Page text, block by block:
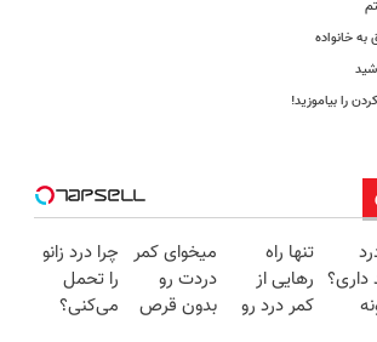
خانواده
را بیاموزید!
تنها راه
رهایی از
کمر درد رو
میخوای کمر
دردت رو
بدون قرص
چرا درد زانو
را تحمل
می‌کنی؟